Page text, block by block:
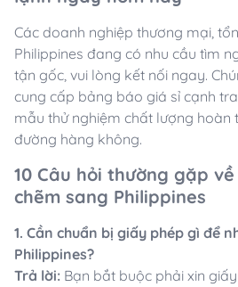
Các doanh nghiệp thương mại,
Philippines đang có nhu cầu tìm
tận gốc, vui lòng kết nối ngay.
cung cấp bảng báo giá sỉ cạnh
mẫu thử nghiệm chất lượng hoàn
đường hàng không.
10 Câu hỏi thường gặp
chẽm sang Philippines
1. Cần chuẩn bị giấy phép gì để
Philippines?
Trả lời: Bạn bắt buộc phải xin